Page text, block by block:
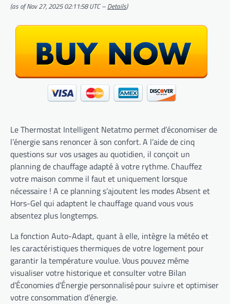
(as of Nov 27, 2025 02:11:58 UTC – Details)
Le Thermostat Intelligent Netatmo permet d’économiser de
l’énergie sans renoncer à son confort. A l’aide de cinq
questions sur vos usages au quotidien, il conçoit un
planning de chauffage adapté à votre rythme. Chauffez
votre maison comme il faut et uniquement lorsque
nécessaire ! A ce planning s’ajoutent les modes Absent et
Hors-Gel qui adaptent le chauffage quand vous vous
absentez plus longtemps.
La fonction Auto-Adapt, quant à elle, intègre la météo et
les caractéristiques thermiques de votre logement pour
garantir la température voulue. Vous pouvez même
visualiser votre historique et consulter votre Bilan
d’Économies d’Énergie personnalisé pour suivre et optimiser
votre consommation d’énergie.